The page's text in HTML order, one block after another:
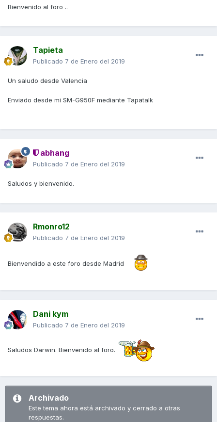
Bienvenido al foro ..
Tapieta
Publicado 7 de Enero del 2019
Un saludo desde Valencia
Enviado desde mi SM-G950F mediante Tapatalk
abhang
Publicado 7 de Enero del 2019
Saludos y bienvenido.
Rmonro12
Publicado 7 de Enero del 2019
Bienvendido a este foro desde Madrid
Dani kym
Publicado 7 de Enero del 2019
Saludos Darwin. Bienvenido al foro.
Archivado
Este tema ahora está archivado y cerrado a otras
respuestas.